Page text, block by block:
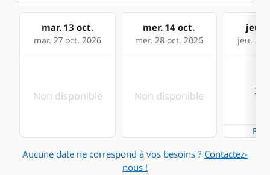
mar. 13 oct.
mar. 27 oct. 2026
mer. 14 oct.
mer. 28 oct. 2026
jeu.
jeu. 29
Non disponible Non disponible 3
Aucune date ne correspond à vos besoins ? Contactez-
nous !